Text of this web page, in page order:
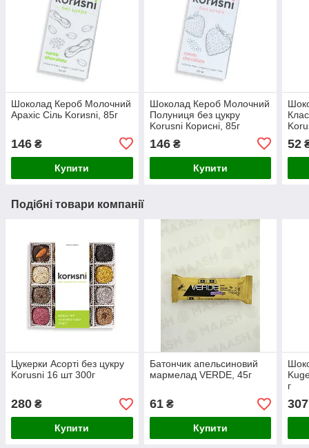
Шоколад Кероб Молочний
Арахіс Сіль Korиsni, 85г
146 ₴
Купити
Шоколад Кероб Молочний
Полуниця без цукру
Korusni Корисні, 85г
146₴
Купити
52
Подібні товари компанії
Цукерки Асорті без цукру
Korusni 16 шт 300г
280 ₴
Купити
Батончик апельсиновий
мармелад VERDE, 45г
61₴
Купити
г
307